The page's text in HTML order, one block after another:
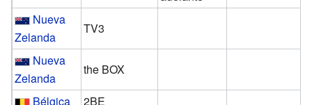
Nueva
Zelanda
TV3
Nueva
Zelanda
the BOX
Bélgica
2BE